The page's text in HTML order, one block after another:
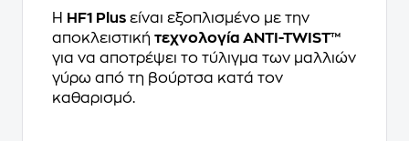
Η HF1 Plus είναι εξοπλισμένο με την
αποκλειστική τεχνολογία ANTI-TWIST™
για να αποτρέψει το τύλιγμα των μαλλιών
γύρω από τη βούρτσα κατά τον
καθαρισμό.